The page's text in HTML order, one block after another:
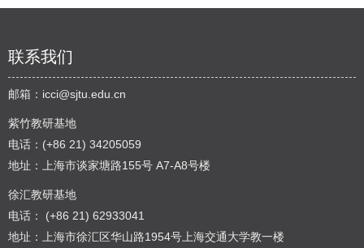
联系我们
邮箱： icci@sjtu.edu.cn
紫竹教研基地
电话：(+86 21) 34205059
地址：上海市谈家塘路155号 A7-A8号楼
徐汇教研基地
电话： (+86 21) 62933041
地址：上海市徐汇区华山路1954号上海交通大学教一楼